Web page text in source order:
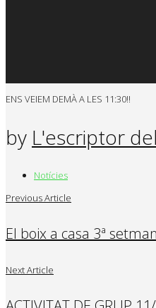
ENS VEIEM DEMÀ A LES 11:30!!
by L'escriptor
Notícies
Previous Article
El boix a casa 3ª
Next Article